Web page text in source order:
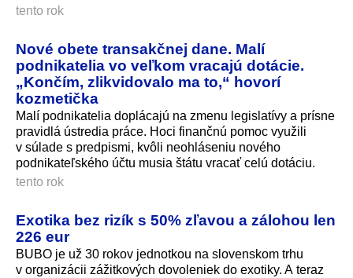
tento rok
Nové obete transakčnej dane. Malí
podnikatelia vo veľkom vracajú dotácie.
„Končím, zlikvidovalo ma to,“ hovorí
kozmetička
Malí podnikatelia doplácajú na zmenu legislatívy a prísne
pravidlá ústredia práce. Hoci finančnú pomoc využili
v súlade s predpismi, kvôli neohláseniu nového
podnikateľského účtu musia štátu vracať celú dotáciu.
tento rok
Exotika bez rizík s 50% zľavou a zálohou len
226 eur
BUBO je už 30 rokov jednotkou na slovenskom trhu
v organizácii zážitkových dovoleniek do exotiky. A teraz